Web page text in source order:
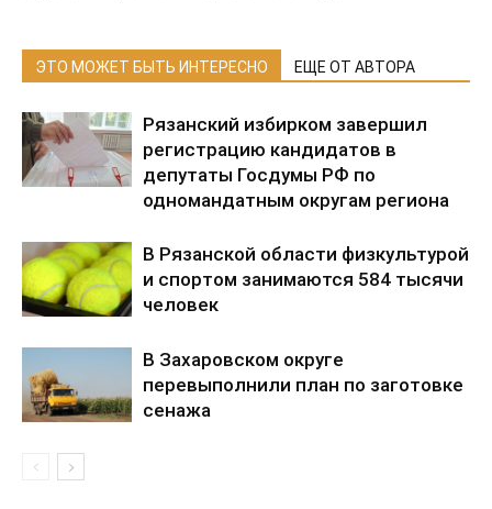
ЭТО МОЖЕТ БЫТЬ ИНТЕРЕСНО ЕЩЕ ОТ АВТОРА
Рязанский избирком завершил
регистрацию кандидатов в
депутаты Госдумы РФ по
одномандатным округам региона
В Рязанской области физкультурой
и спортом занимаются 584 тысячи
человек
В Захаровском округе
перевыполнили план по заготовке
сенажа